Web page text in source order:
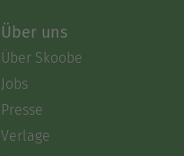
Über uns
Über Skoobe
Jobs
Presse
Verlage